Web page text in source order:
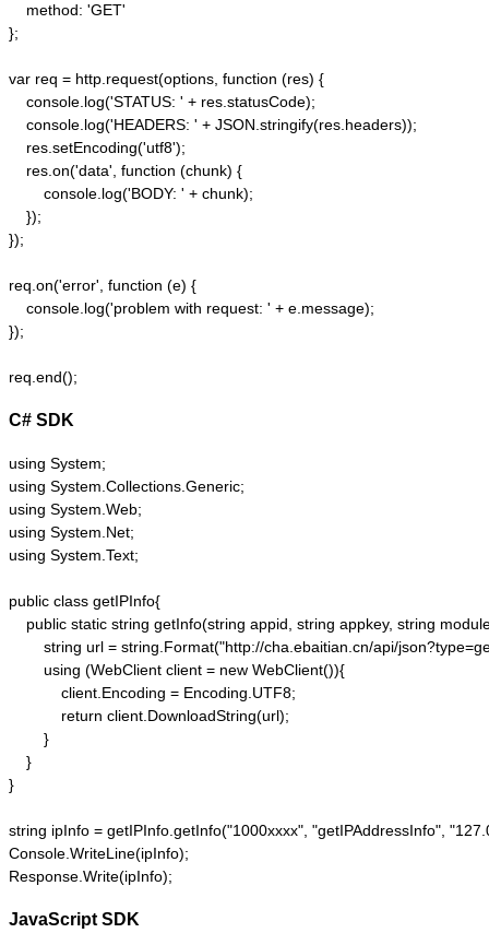
    method: 'GET'
};
var req = http.request(options, function (res) {
    console.log('STATUS: ' + res.statusCode);
    console.log('HEADERS: ' + JSON.stringify(res.headers));
    res.setEncoding('utf8');
    res.on('data', function (chunk) {
        console.log('BODY: ' + chunk);
    });
});
req.on('error', function (e) {
    console.log('problem with request: ' + e.message);
});
C# SDK
using System;
using System.Collections.Generic;
using System.Web;
using System.Net;
using System.Text;
public class getIPInfo{
public static string getInfo(string appid, string appkey, string
string url = string.Format("http://cha.ebaitian.cn/api/
        using (WebClient client = new WebClient()){
            client.Encoding = Encoding.UTF8;
            return client.DownloadString(url);
        }
    }
}
string ipInfo = getIPInfo.getInfo("1000xxxx", "getIPAddressInfo",
Console.WriteLine(ipInfo);
Response.Write(ipInfo);
JavaScript SDK